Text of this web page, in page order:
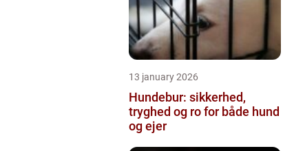
13 january 2026
Hundebur: sikkerhed,
tryghed og ro for både hund
og ejer